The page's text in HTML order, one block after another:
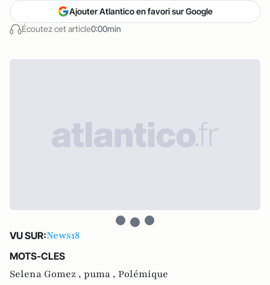
Écoutez cet article0:00min
Ajouter Atlantico en favori sur Google
VU SUR:News18
MOTS-CLES
Selena Gomez , puma , Polémique